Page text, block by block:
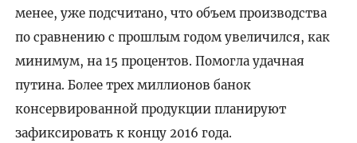
менее, уже подсчитано, что объем производства
по сравнению с прошлым годом увеличился, как
минимум, на 15 процентов. Помогла удачная
путина. Более трех миллионов банок
консервированной продукции планируют
зафиксировать к концу 2016 года.